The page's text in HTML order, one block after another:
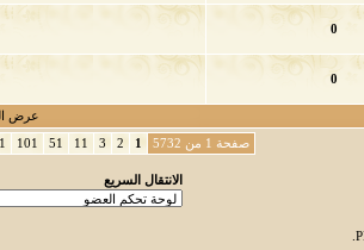
0
0
عرض النتائج 1 إلى
صفحة 1 من 5732 1
2
3
11
51
101
الانتقال السريع